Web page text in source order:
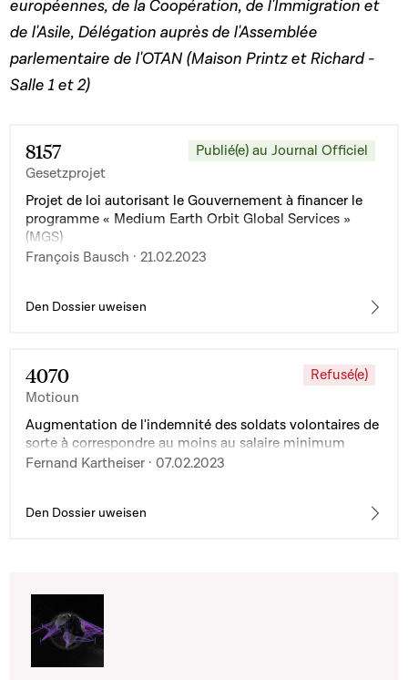
européennes, de la Coopération, de l'Immigration et
de l'Asile, Délégation auprès de l'Assemblée
parlementaire de l'OTAN (Maison Printz et Richard -
Salle 1 et 2)
8157
Gesetzprojet
Publié(e) au Journal Officiel
Projet de loi autorisant le Gouvernement à financer le
programme « Medium Earth Orbit Global Services »
(MGS)
François Bausch · 21.02.2023
Den Dossier uweisen
4070
Motioun
Refusé(e)
Augmentation de l'indemnité des soldats volontaires de
sorte à correspondre au moins au salaire minimum
Fernand Kartheiser · 07.02.2023
Den Dossier uweisen